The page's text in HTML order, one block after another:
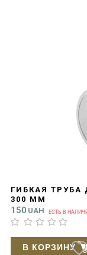
ГИБКАЯ ТРУБА
300 ММ
150 UAH ЕСТЬ В
В КОРЗИНУ